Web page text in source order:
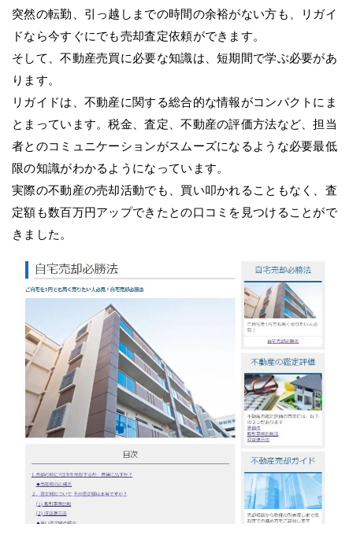
突然の転勤、引っ越しまでの時間の余裕がない方も、リガイ
ドなら今すぐにでも売却査定依頼ができます。
そして、不動産売買に必要な知識は、短期間で学ぶ必要があ
ります。
リガイドは、不動産に関する総合的な情報がコンパクトにま
とまっています。税金、査定、不動産の評価方法など、担当
者とのコミュニケーションがスムーズになるような必要最低
限の知識がわかるようになっています。
実際の不動産の売却活動でも、買い叩かれることもなく、査
定額も数百万円アップできたとの口コミを見つけることがで
きました。